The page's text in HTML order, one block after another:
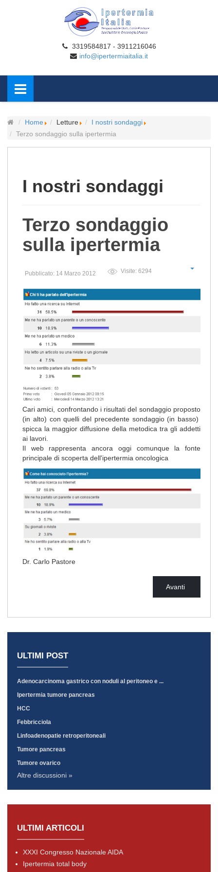
3319584817 - 3911216046
info@ipertermiaitalia.it
Home Letture
I nostri sondaggi
Terzo sondaggio sulla ipertermia
I nostri sondaggi
Terzo sondaggio
sulla ipertermia
Pubblicato: 14 Marzo 2012 Visite: 6294
Cari amici, confrontando i risultati del sondaggio proposto
(in alto) con quelli del precedente sondaggio (in basso)
spicca la maggior diffusione della metodica tra gli addetti
ai lavori.
Il web rappresenta ancora oggi comunque la fonte
principale di scoperta dell'ipertermia oncologica
Dr. Carlo Pastore
Avanti
ULTIMI POST
Adenocarcinoma gastrico con noduli al peritoneo e ...
Ipertermia tumore pancreas
HCC
Febbricciola
Linfoadenopatie retroperitoneali
Tumore pancreas
Tumore ovarico
Altre discussioni »
ULTIMI ARTICOLI
XXXI Congresso Nazionale AIDA
Ipertermia total body